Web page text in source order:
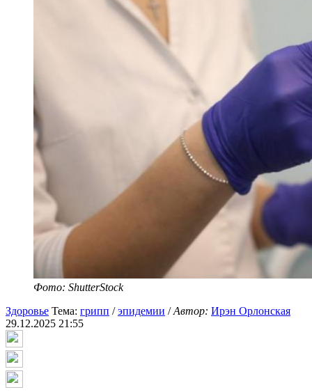
Фото: ShutterStock
Здоровье Тема: грипп /эпидемии /Автор: Ирэн Орлонская
29.12.2025 21:55